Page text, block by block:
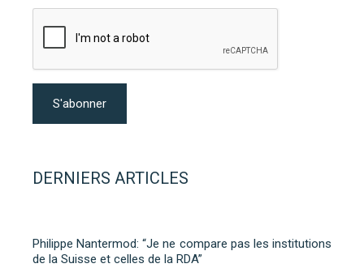
DERNIERS ARTICLES
Philippe Nantermod: “Je ne compare pas les institutions
de la Suisse et celles de la RDA”